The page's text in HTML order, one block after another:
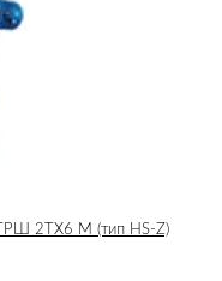
2ТХ6 М (тип HS-Z)